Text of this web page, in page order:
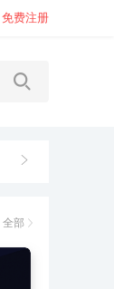
免费注册
全部